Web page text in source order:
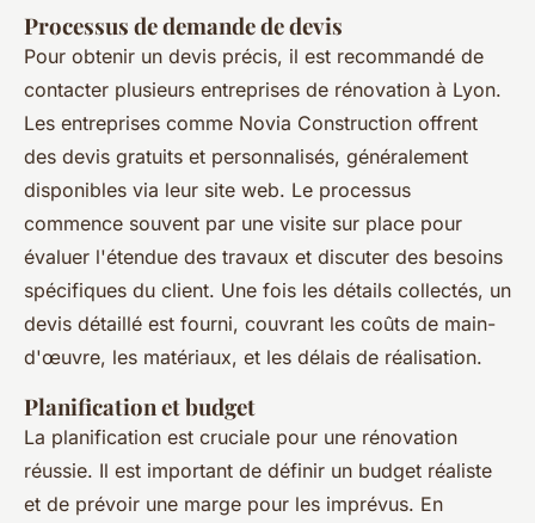
Processus de demande de devis
Pour obtenir un devis précis, il est recommandé de
contacter plusieurs entreprises de rénovation à Lyon.
Les entreprises comme Novia Construction offrent
des devis gratuits et personnalisés, généralement
disponibles via leur site web. Le processus
commence souvent par une visite sur place pour
évaluer l'étendue des travaux et discuter des besoins
spécifiques du client. Une fois les détails collectés, un
devis détaillé est fourni, couvrant les coûts de main-
d'œuvre, les matériaux, et les délais de réalisation.
Planification et budget
La planification est cruciale pour une rénovation
réussie. Il est important de définir un budget réaliste
et de prévoir une marge pour les imprévus. En